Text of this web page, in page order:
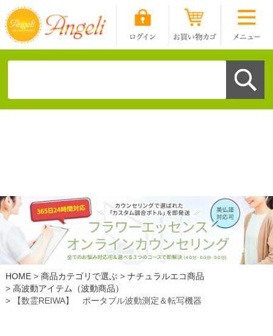
HOME 商品カテゴリで選ぶ
ナチュラルエコ商品
高波動アイテム（波動商品）
【数霊REIWA】 ポータブル波動測定＆転写機器